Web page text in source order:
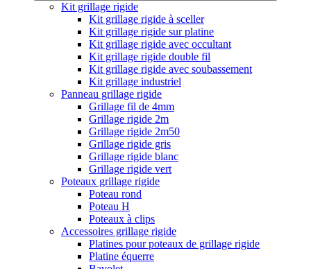
Kit grillage rigide
Kit grillage rigide à sceller
Kit grillage rigide sur platine
Kit grillage rigide avec occultant
Kit grillage rigide double fil
Kit grillage rigide avec soubassement
Kit grillage industriel
Panneau grillage rigide
Grillage fil de 4mm
Grillage rigide 2m
Grillage rigide 2m50
Grillage rigide gris
Grillage rigide blanc
Grillage rigide vert
Poteaux grillage rigide
Poteau rond
Poteau H
Poteaux à clips
Accessoires grillage rigide
Platines pour poteaux de grillage rigide
Platine équerre